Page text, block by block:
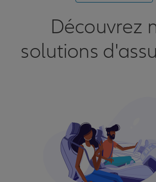
Découvrez
solutions